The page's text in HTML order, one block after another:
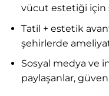
vücut estetiği için
Tatil + estetik
şehirlerde
Sosyal medya ve
paylaşanlar, güveni